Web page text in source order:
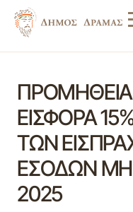
ΠΡΟΜΗΘΕΙΑ
ΕΙΣΦΟΡΑ
ΤΩΝ
ΕΣΟΔΩΝ
2025